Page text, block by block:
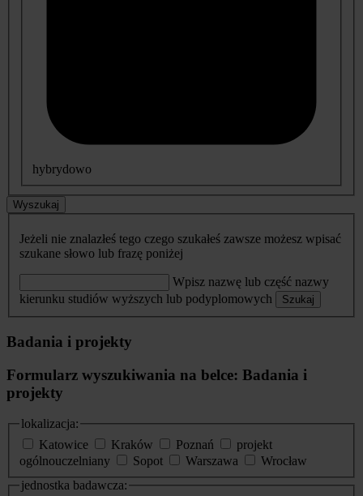
hybrydowo
Wyszukaj
Jeżeli nie znalazłeś tego czego szukałeś zawsze możesz wpisać
szukane słowo lub frazę poniżej
Wpisz nazwę lub część nazwy
kierunku studiów wyższych lub podyplomowych
Szukaj
Badania i projekty
Formularz wyszukiwania na belce: Badania i
projekty
lokalizacja:
Katowice
Kraków Poznań
projekt
ogólnouczelniany
Sopot Warszawa
Wrocław
jednostka badawcza: